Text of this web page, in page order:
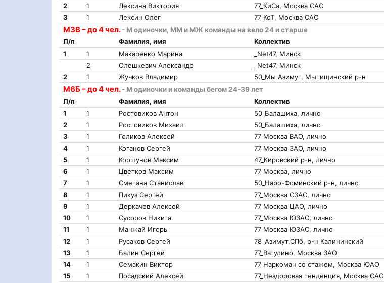
2 1 Лексина Виктория 77_КиСа, Москва САО
3 1 Лексин Олег 77_КоТ, Москва САО
М3В – до 4 чел. - М одиночки, ММ и МЖ команды на вело 24 и старше
П/п
Фамилия, имя Коллектив
1
1 Макаренко Марина _Net47, Минск
2 Олешкевич Александр _Net47, Минск
2 1 Жучков Владимир 50_Мы Азимут, Мытищинский р-н
М6Б – до 4 чел. - М одиночки и команды бегом 24-39 лет
П/п
Фамилия, имя Коллектив
1
1 Ростовиков Антон 50_Балашиха, лично
2 1 Ростовиков Михаил 50_Балашиха, лично
3 1 Голиков Алексей 77_Москва ВАО, лично
4 1 Коганов Сергей 77_Москва ЗАО, лично
5 1 Коршунов Максим 47_Кировский р-н, лично
6 1 Цветков Максим 77_Москва, лично
7 1 Сметана Станислав 50_Наро-Фоминский р-н, лично
8 1 Пикуз Сергей 77_Москва СЗАО, лично
9 1 Деркачев Алексей 77_Москва ЦАО, лично
10 1 Сусоров Никита 77_Москва ЮЗАО, лично
11 1 Манжай Игорь 77_Москва ЮЗАО, лично
12 1 Русаков Сергей 78_Азимут,СПб, р-н Калининский
13 1 Балин Сергей 77_Ватулино, Москва ЗАО
14 1 Семакин Виктор 77_Наркоман со стажем, Москва ЮАО
15 1 Посадский Алексей 77_Нездоровая тенденция, Москва САО